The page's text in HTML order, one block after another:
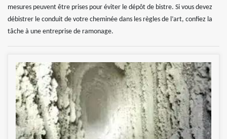
mesures peuvent être prises pour éviter le dépôt de bistre. Si vous devez
débistrer le conduit de votre cheminée dans les règles de l’art, confiez la
tâche à une entreprise de ramonage.